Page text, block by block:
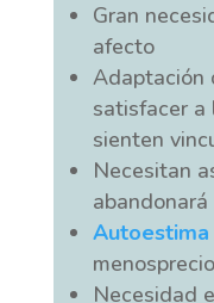
Gran
afecto
Adaptación
satisfacer a
sienten
Necesitan
abandonará
Autoestima
Necesidad